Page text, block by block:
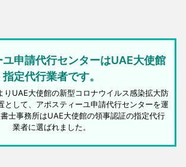
申請代行センターはUAE大使館
指定代行業者です。
UAE大使館の新型コロナウイルス感染拡大防
として、アポスティーユ申請代行センターを運
士事務所はUAE大使館の領事認証の指定代行
業者に選ばれました。